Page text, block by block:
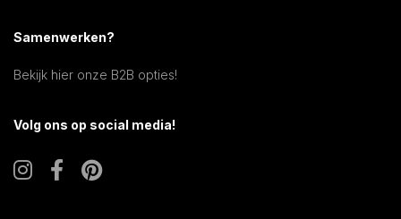
Samenwerken?
Bekijk hier onze B2B opties!
Volg ons op social media!